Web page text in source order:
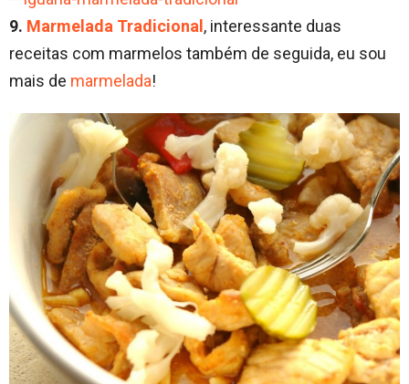
9. Marmelada Tradicional , interessante duas
receitas com marmelos também de seguida, eu sou
mais de marmelada!